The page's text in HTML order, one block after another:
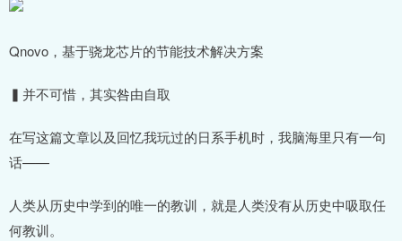
Qnovo，基于骁龙芯片的节能技术解决方案
▍并不可惜，其实咎由自取
在写这篇文章以及回忆我玩过的日系手机时，我脑海里只有一句
话——
人类从历史中学到的唯一的教训，就是人类没有从历史中吸取任
何教训。